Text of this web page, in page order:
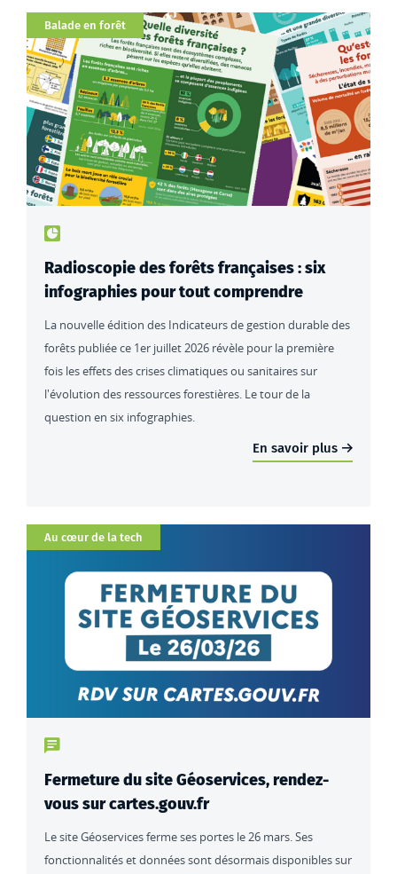
Catégorie
Balade en forêt
Type de contenu : actualités
Radioscopie des forêts françaises : six
infographies pour tout comprendre
La nouvelle édition des Indicateurs de gestion durable des
forêts publiée ce 1er juillet 2026 révèle pour la première
fois les effets des crises climatiques ou sanitaires sur
l'évolution des ressources forestières. Le tour de la
question en six infographies.
En savoir plus
Catégorie
Au cœur de la tech
Type de contenu : actualités
Fermeture du site Géoservices, rendez-
vous sur cartes.gouv.fr
Le site Géoservices ferme ses portes le 26 mars. Ses
fonctionnalités et données sont désormais disponibles sur